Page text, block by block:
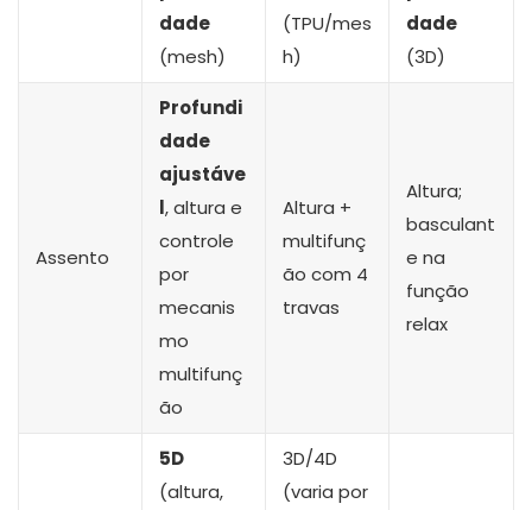
dade
(mesh)
(TPU/mes
h)
dade
(3D)
Assento
Profundi
dade
ajustáve
l, altura e
controle
por
mecanis
mo
multifunç
ão
Altura +
multifunç
ão com 4
travas
Altura;
basculant
e na
função
relax
5D
(altura,
3D/4D
(varia por